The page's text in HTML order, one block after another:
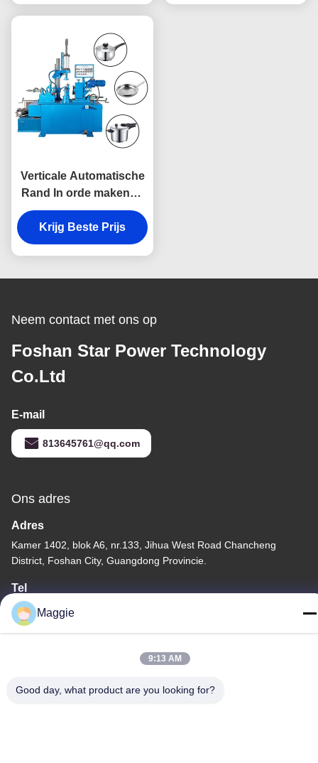
Verticale Automatische
Rand In orde makende
Machine voor Werktuig
Kookgerei
Krijg Beste Prijs
Neem contact met ons op
Foshan Star Power Technology
Co.Ltd
E-mail
813645761@qq.com
Ons adres
Adres
Kamer 1402, blok A6, nr.133, Jihua West Road Chancheng
District, Foshan City, Guangdong Provincie.
Tel
86-13342999029
Privacybeleid|Sitemap
Maggie
9:13 AM
Good day, what product are you looking for?